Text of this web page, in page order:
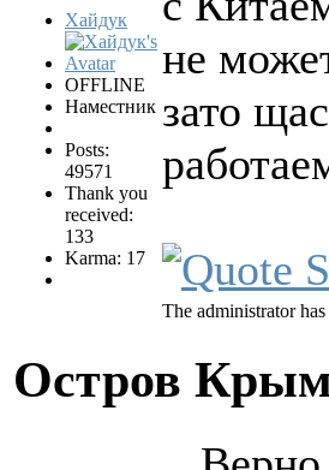
Хайдук
OFFLINE
Наместник
Posts:
49571
Thank you
received:
133
Karma: 17
не
зато
The administrator
Остров